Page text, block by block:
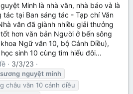
Minh là nhà văn, nhà báo và là
tại Ban sáng tác - Tạp chí Văn
văn đã giành nhiều giải thưởng
hơn văn bản Người ở bến sông
Ngữ văn 10, bộ Cánh Diều),
sinh 10 cùng tìm hiểu đôi...
3/3/23
sương nguyệt minh
châu văn 10 cánh diều